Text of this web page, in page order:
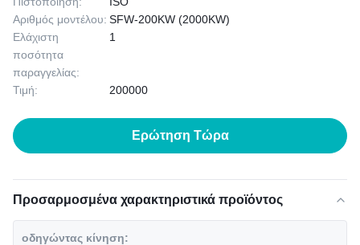
Αριθμός μοντέλου: SFW-200KW (2000KW)
Ελάχιστη
ποσότητα
παραγγελίας:
1
Τιμή: 200000
Ερώτηση Τώρα
Προσαρμοσμένα χαρακτηριστικά προϊόντος
οδηγώντας κίνηση: